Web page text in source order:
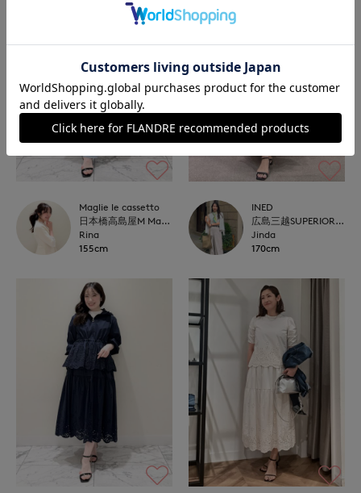
Maglie le cassetto
日本橋高島屋M Maglie le cassetto
Rina
155cm
INED
広島三越SUPERIORCLOSET
Jinda
170cm